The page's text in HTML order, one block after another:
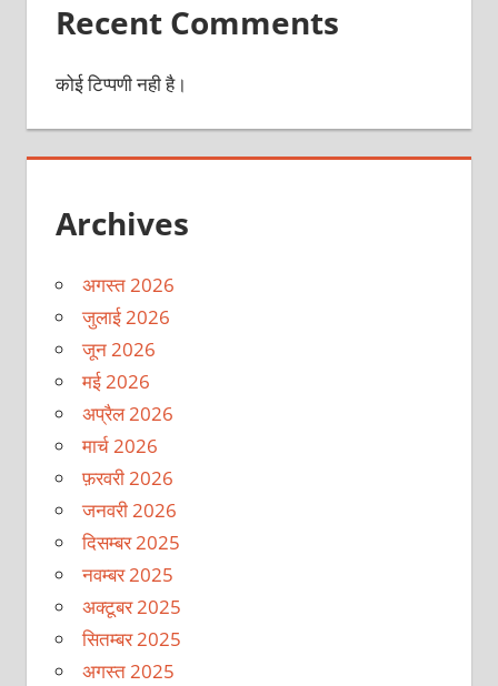
Recent Comments
कोई टिप्पणी नही है।
Archives
अगस्त 2026
जुलाई 2026
जून 2026
मई 2026
अप्रैल 2026
मार्च 2026
फ़रवरी 2026
जनवरी 2026
दिसम्बर 2025
नवम्बर 2025
अक्टूबर 2025
सितम्बर 2025
अगस्त 2025